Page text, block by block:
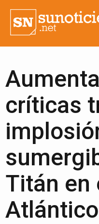
críticas
Titán en
Atlántico